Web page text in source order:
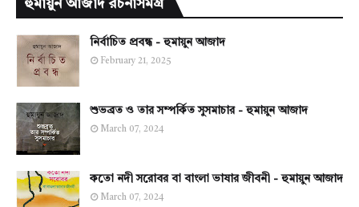
হুমায়ুন আজাদ রচনাসমগ্র
নির্বাচিত প্রবন্ধ - হুমায়ুন আজাদ
February 21, 2025
শুভব্রত ও তার সম্পর্কিত সুসমাচার - হুমায়ুন আজাদ
March 07, 2024
কতো নদী সরোবর বা বাংলা ভাষার জীবনী - হুমায়ুন আজাদ
March 07, 2024